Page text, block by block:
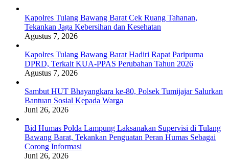
Kapolres Tulang Bawang Barat Cek Ruang Tahanan,
Tekankan Jaga Kebersihan dan Kesehatan
Agustus 7, 2026
Kapolres Tulang Bawang Barat Hadiri Rapat Paripurna
DPRD, Terkait KUA-PPAS Perubahan Tahun 2026
Agustus 7, 2026
Sambut HUT Bhayangkara ke-80, Polsek Tumijajar Salurkan
Bantuan Sosial Kepada Warga
Juni 26, 2026
Bid Humas Polda Lampung Laksanakan Supervisi di Tulang
Bawang Barat, Tekankan Penguatan Peran Humas Sebagai
Corong Informasi
Juni 26, 2026